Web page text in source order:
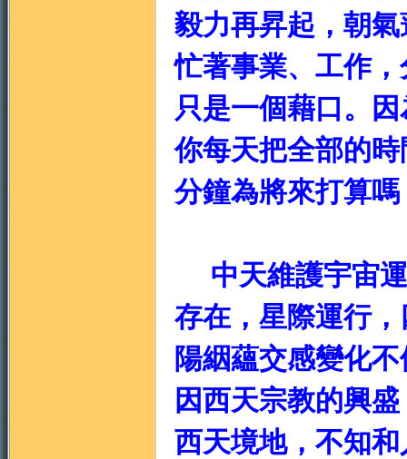
毅力再昇起，朝
忙著事業、工作
只是一個藉口。
你每天把全部的
分鐘為將來打算
中天維護宇宙運
存在，星際運行
陽絪蘊交感變化
因西天宗教的興
西天境地，不知